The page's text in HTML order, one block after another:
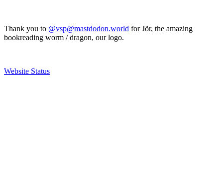
Thank you to @vsp@mastdodon.world for Jör, the amazing
bookreading worm / dragon, our logo.
Website Status